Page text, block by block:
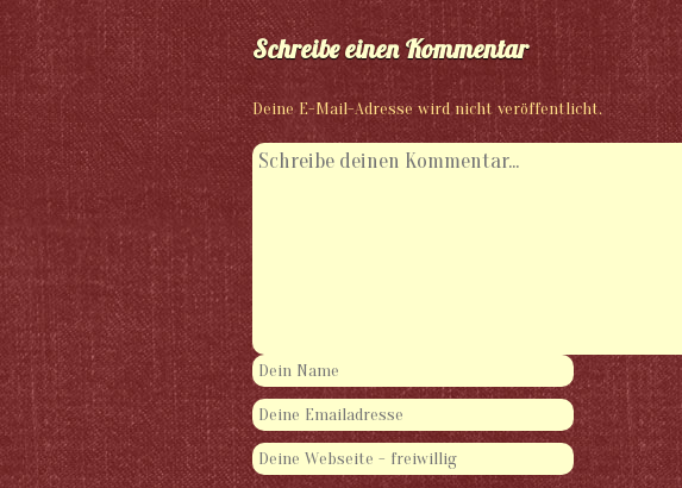
Schreibe einen Kommentar
Deine E-Mail-Adresse wird nicht veröffentlicht.